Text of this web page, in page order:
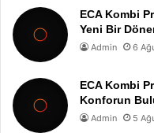
ECA Kombi
Yeni Bir
Admin 6
ECA Kombi
Konforun
Admin 5